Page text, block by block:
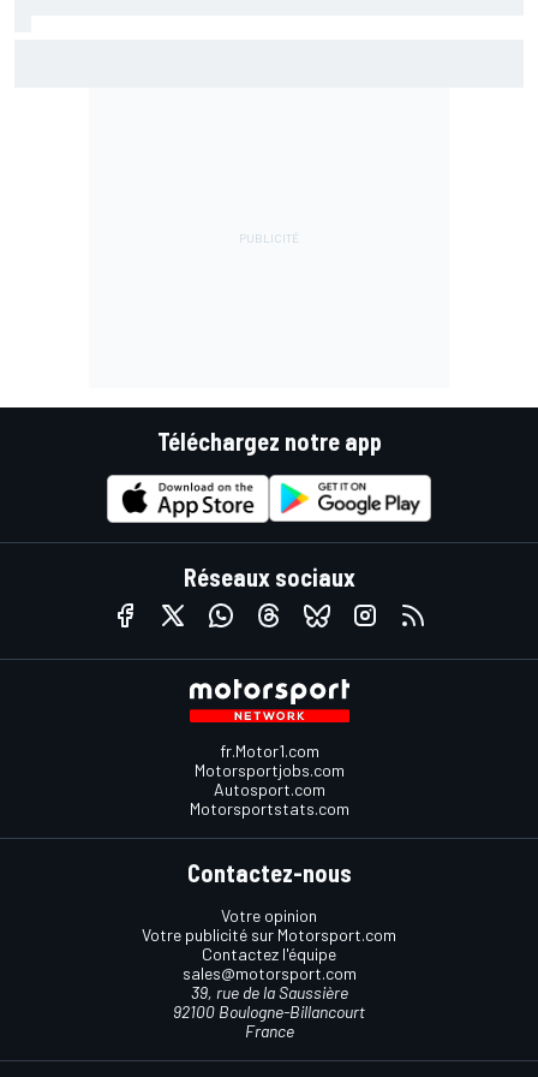
Téléchargez notre app
Réseaux sociaux
fr.Motor1.com
Motorsportjobs.com
Autosport.com
Motorsportstats.com
Contactez-nous
Votre opinion
Votre publicité sur Motorsport.com
Contactez l'équipe
sales@motorsport.com
39, rue de la Saussière
92100 Boulogne-Billancourt
France